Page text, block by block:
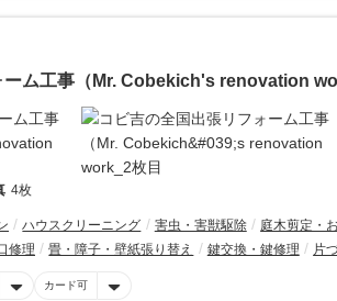
ーム工事（Mr. Cobekich's renovation
4枚
ハウスクリーニング 害虫・害獣駆除
庭木剪定・
修理
畳・障子・壁紙張り替え 鍵交換・鍵修理 片
カード可